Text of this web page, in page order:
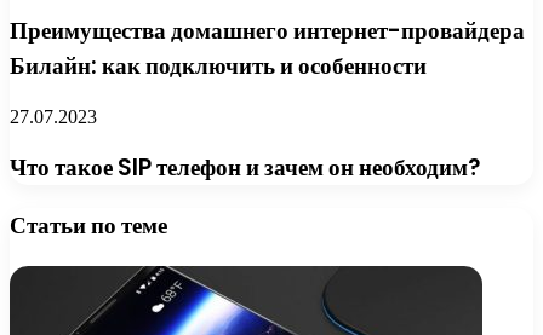
Преимущества домашнего интернет-провайдера
Билайн: как подключить и особенности
27.07.2023
Что такое SIP телефон и зачем он необходим?
Статьи по теме